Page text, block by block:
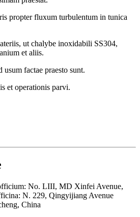
propter fluxum turbulentum in tunica
ut chalybe inoxidabili SS304,
et aliis.
factae praesto sunt.
et operationis parvi.
No. LIII, MD Xinfei Avenue,
N. 229, Qingyijiang Avenue
China